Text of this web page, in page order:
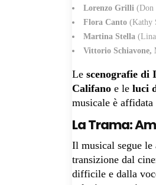
Lorenzo Grilli (Don
Flora Canto (Kathy
Martina Stella
Vittorio Schiavone,
Le scenografie di
Califano e le luci
musicale è affidata
La Trama:
Il musical segue le
transizione dal
difficile e dalla